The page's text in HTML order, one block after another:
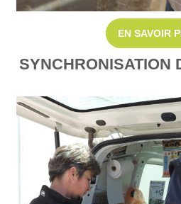
EN SAVOIR
SYNCHRONISATION